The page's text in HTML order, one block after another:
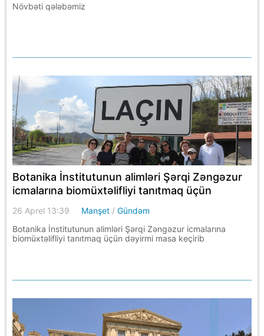
Növbəti qələbəmiz
Botanika İnstitutunun alimləri Şərqi Zəngəzur
icmalarına biomüxtəlifliyi tanıtmaq üçün
26 Aprel 13:39 Manşet /Gündəm
Botanika İnstitutunun alimləri Şərqi Zəngəzur icmalarına
biomüxtəlifliyi tanıtmaq üçün dəyirmi masa keçirib